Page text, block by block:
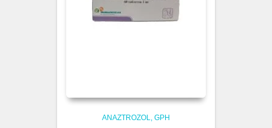
ANAZTROZOL GPH